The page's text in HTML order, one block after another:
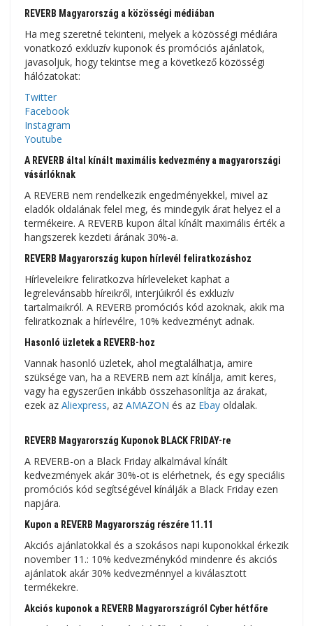
REVERB Magyarország a közösségi médiában
Ha meg szeretné tekinteni, melyek a közösségi médiára
vonatkozó exkluzív kuponok és promóciós ajánlatok,
javasoljuk, hogy tekintse meg a következő közösségi
hálózatokat:
Twitter
Facebook
Instagram
Youtube
A REVERB által kínált maximális kedvezmény a magyarországi
vásárlóknak
A REVERB nem rendelkezik engedményekkel, mivel az
eladók oldalának felel meg, és mindegyik árat helyez el a
termékeire. A REVERB kupon által kínált maximális érték a
hangszerek kezdeti árának 30%-a.
REVERB Magyarország kupon hírlevél feliratkozáshoz
Hírleveleikre feliratkozva hírleveleket kaphat a
legrelevánsabb híreikről, interjúikról és exkluzív
tartalmaikról. A REVERB promóciós kód azoknak, akik ma
feliratkoznak a hírlevélre, 10% kedvezményt adnak.
Hasonló üzletek a REVERB-hoz
Vannak hasonló üzletek, ahol megtalálhatja, amire
szüksége van, ha a REVERB nem azt kínálja, amit keres,
vagy ha egyszerűen inkább összehasonlítja az árakat,
ezek az Aliexpress, az AMAZON és az Ebay oldalak.
REVERB Magyarország Kuponok BLACK FRIDAY-re
A REVERB-on a Black Friday alkalmával kínált
kedvezmények akár 30%-ot is elérhetnek, és egy speciális
promóciós kód segítségével kínálják a Black Friday ezen
napjára.
Kupon a REVERB Magyarország részére 11.11
Akciós ajánlatokkal és a szokásos napi kuponokkal érkezik
november 11.: 10% kedvezménykód mindenre és akciós
ajánlatok akár 30% kedvezménnyel a kiválasztott
termékekre.
Akciós kuponok a REVERB Magyarországról Cyber ​​​​hétfőre